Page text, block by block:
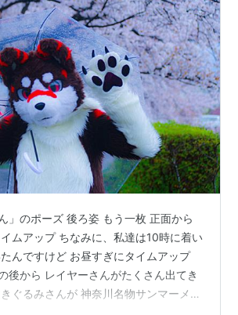
」のポーズ 後ろ姿 もう一枚 正面から
ムアップ ちなみに、私達は10時に着い
んですけど お昼すぎにタイムアップ
後から レイヤーさんがたくさん出てき
ぐるみさんが 神奈川名物サンマーメン